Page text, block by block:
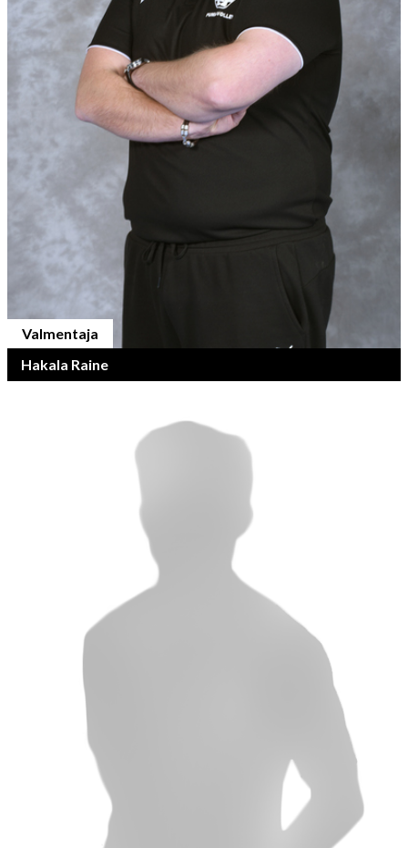
Valmentaja
Hakala Raine